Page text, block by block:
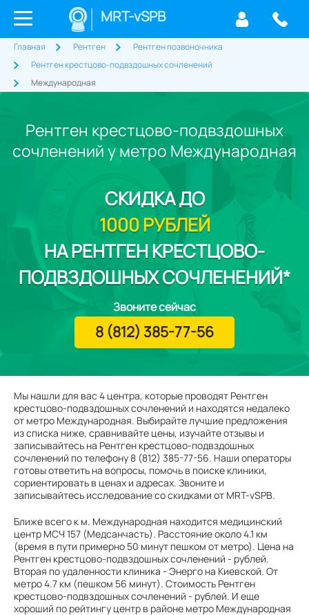
MRT-vSPB
Главная Рентген
Рентген позвоночника
Рентген крестцово-подвздошных сочленений
Международная
Рентген крестцово-подвздошных
сочленений у метро Международная
Мы нашли для вас 4 центра, которые проводят Рентген
крестцово-подвздошных сочленений и находятся недалеко
от метро Международная. Выбирайте лучшие предложения
из списка ниже, сравнивайте цены, изучайте отзывы и
записывайтесь на Рентген крестцово-подвздошных
сочленений по телефону 8 (812) 385-77-56. Наши операторы
готовы ответить на вопросы, помочь в поиске клиники,
сориентировать в ценах и адресах. Звоните и
записывайтесь исследование со скидками от MRT-vSPB.
Ближе всего к м. Международная находится медицинский
центр МСЧ 157 (Медсанчасть). Расстояние около 4.1 км
(время в пути примерно 50 минут пешком от метро). Цена на
Рентген крестцово-подвздошных сочленений - рублей.
Вторая по удаленности клиника - Энерго на Киевской. От
метро 4.7 км (пешком 56 минут). Стоимость Рентген
крестцово-подвздошных сочленений - рублей. И еще
хороший по рейтингу центр в районе метро Международная
СКИДКАДО
1000 РУБЛЕЙ
НА РЕНТГЕН КРЕСТЦОВО-
ПОДВЗДОШНЫХ СОЧЛЕНЕНИЙ*
Звоните сейчас
8 (812) 385-77-56